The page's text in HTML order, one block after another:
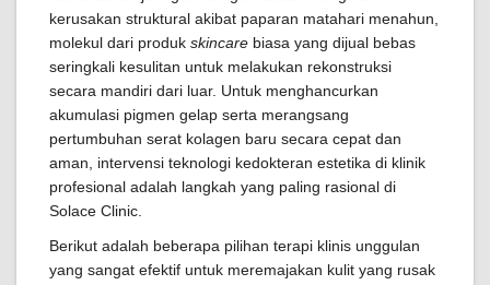
kerusakan struktural akibat paparan matahari menahun,
molekul dari produk skincare biasa yang dijual bebas
seringkali kesulitan untuk melakukan rekonstruksi
secara mandiri dari luar. Untuk menghancurkan
akumulasi pigmen gelap serta merangsang
pertumbuhan serat kolagen baru secara cepat dan
aman, intervensi teknologi kedokteran estetika di klinik
profesional adalah langkah yang paling rasional di
Solace Clinic.
Berikut adalah beberapa pilihan terapi klinis unggulan
yang sangat efektif untuk meremajakan kulit yang rusak